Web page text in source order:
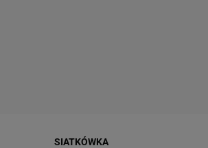
SIATKÓWKA